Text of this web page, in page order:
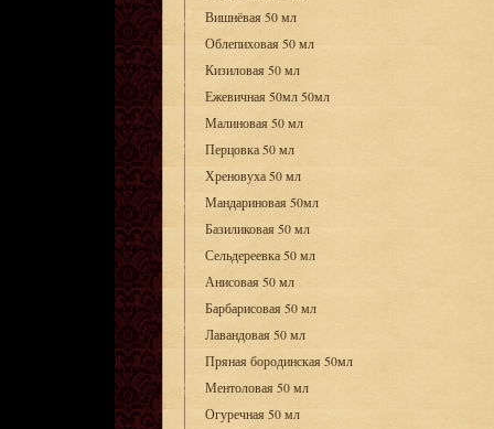
Вишнёвая 50 мл
Облепиховая 50 мл
Кизиловая 50 мл
Ежевичная 50мл 50мл
Малиновая 50 мл
Перцовка 50 мл
Хреновуха 50 мл
Мандариновая 50мл
Базиликовая 50 мл
Сельдереевка 50 мл
Анисовая 50 мл
Барбарисовая 50 мл
Лавандовая 50 мл
Пряная бородинская 50мл
Ментоловая 50 мл
Огуречная 50 мл